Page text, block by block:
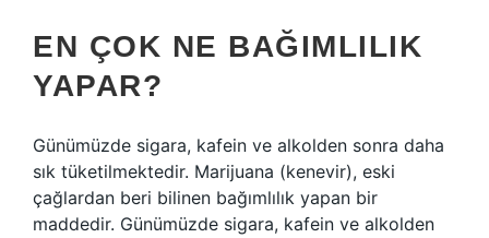
EN ÇOK NE BAĞIMLILIK
YAPAR?
Günümüzde sigara, kafein ve alkolden sonra daha
sık tüketilmektedir. Marijuana (kenevir), eski
çağlardan beri bilinen bağımlılık yapan bir
maddedir. Günümüzde sigara, kafein ve alkolden